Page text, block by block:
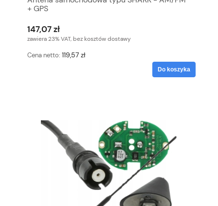
+ GPS
147,07 zł
zawiera 23% VAT, bez kosztów dostawy
Cena netto: 119,57 zł
Do koszyka